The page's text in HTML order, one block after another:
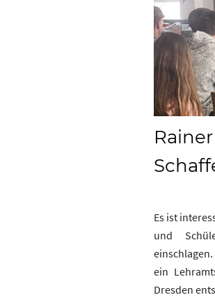
Es ist
und
ein
Dresden